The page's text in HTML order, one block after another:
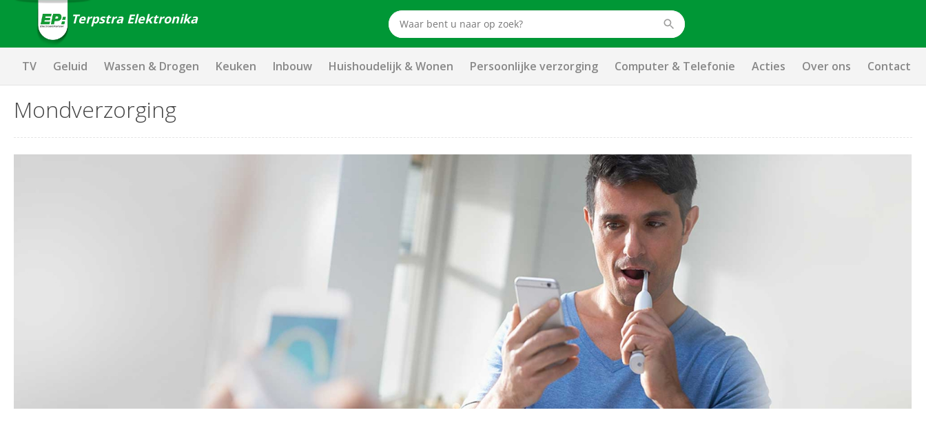
Terpstra Elektronika
TV Geluid Wassen & Drogen Keuken Inbouw Huishoudelijk & Wonen Persoonlijke verzorging Computer & Telefonie Acties Over ons Contact
Mondverzorging